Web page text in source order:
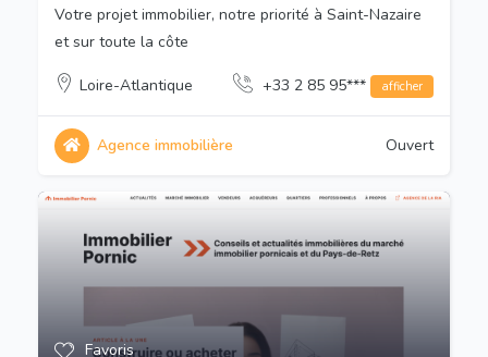
Votre projet immobilier, notre priorité à Saint-Nazaire
et sur toute la côte
Loire-Atlantique +33 2 85 95*** afficher
Agence immobilière Ouvert
Favoris